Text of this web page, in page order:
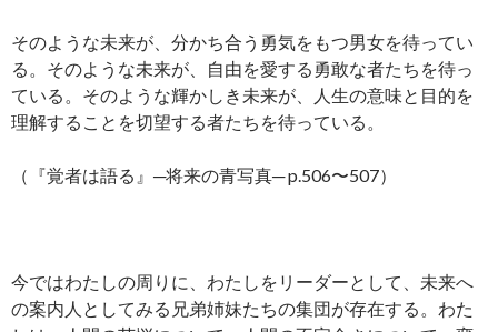
そのような未来が、分かち合う勇気をもつ男女を待ってい
る。そのような未来が、自由を愛する勇敢な者たちを待っ
ている。そのような輝かしき未来が、人生の意味と目的を
理解することを切望する者たちを待っている。
（『覚者は語る』─将来の青写真─ p.506〜507）
今ではわたしの周りに、わたしをリーダーとして、未来へ
の案内人としてみる兄弟姉妹たちの集団が存在する。わた